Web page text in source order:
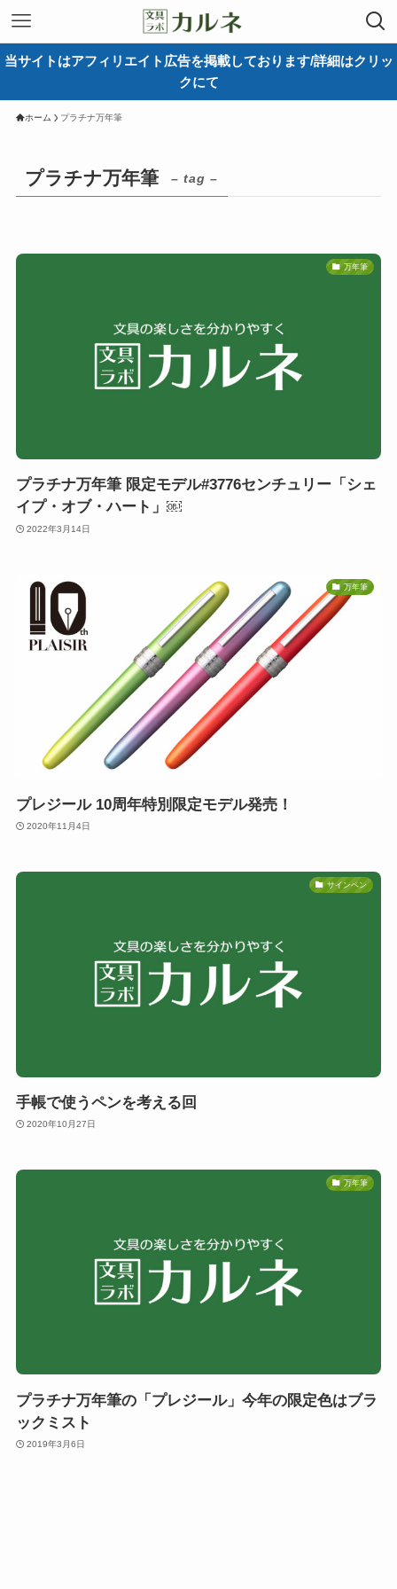
当サイトはアフィリエイト広告を掲載しております/詳細はクリッ
クにて
ホーム プラチナ万年筆
プラチナ万年筆 – tag –
万年筆
プラチナ万年筆 限定モデル#3776センチュリー「シェ
イプ・オブ・ハート」￼
2022年3月14日
万年筆
プレジール 10周年特別限定モデル発売！
2020年11月4日
サインペン
手帳で使うペンを考える回
2020年10月27日
万年筆
プラチナ万年筆の「プレジール」今年の限定色はブラ
ックミスト
2019年3月6日